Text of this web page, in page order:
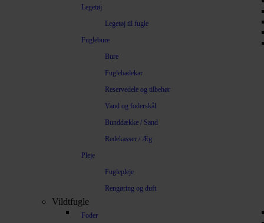
Legetøj
Legetøj til fugle
Fuglebure
Bure
Fuglebadekar
Reservedele og tilbehør
Vand og foderskål
Bunddække / Sand
Redekasser / Æg
Pleje
Fuglepleje
Rengøring og duft
Vildtfugle
Foder